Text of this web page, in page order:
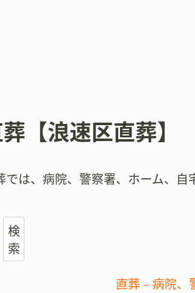
検
索
【浪速区直葬】
では、病院、警察署、ホーム、
直葬－病院、